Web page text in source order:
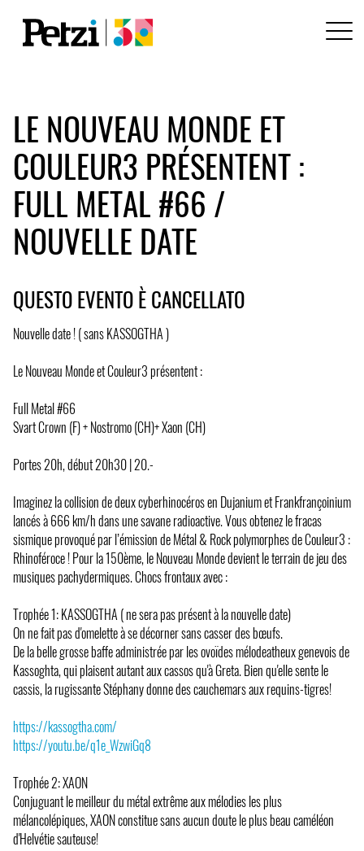
LE NOUVEAU MONDE ET
COULEUR3 PRÉSENTENT :
FULL METAL #66 /
NOUVELLE DATE
QUESTO EVENTO È CANCELLATO
Nouvelle date ! ( sans KASSOGTHA )
Le Nouveau Monde et Couleur3 présentent :
Full Metal #66
Svart Crown (F) + Nostromo (CH)+ Xaon (CH)
Portes 20h, début 20h30 | 20.-
Imaginez la collision de deux cyberhinocéros en Dujanium et Frankfrançoinium
lancés à 666 km/h dans une savane radioactive. Vous obtenez le fracas
sismique provoqué par l’émission de Métal & Rock polymorphes de Couleur3 :
Rhinoféroce ! Pour la 150ème, le Nouveau Monde devient le terrain de jeu des
musiques pachydermiques. Chocs frontaux avec :
Trophée 1: KASSOGTHA ( ne sera pas présent à la nouvelle date)
On ne fait pas d'omelette à se décorner sans casser des bœufs.
De la belle grosse baffe administrée par les ovoïdes mélodeatheux genevois de
Kassoghta, qui plaisent autant aux cassos qu'à Greta. Bien qu'elle sente le
cassis, la rugissante Stéphany donne des cauchemars aux requins-tigres!
https://kassogtha.com/
https://youtu.be/q1e_WzwiGq8
Trophée 2: XAON
Conjuguant le meilleur du métal extrême aux mélodies les plus
mélancolépiques, XAON constitue sans aucun doute le plus beau caméléon
d'Helvétie sauteuse!